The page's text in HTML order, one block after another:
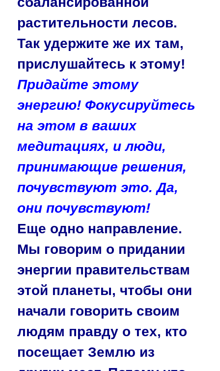
растительности лесов.
Так удержите же их там,
прислушайтесь к этому!
Придайте этому
энергию! Фокусируйтесь
на этом в ваших
медитациях, и люди,
принимающие решения,
почувствуют это. Да,
они почувствуют!
Еще одно направление.
Мы говорим о придании
энергии правительствам
этой планеты, чтобы они
начали говорить своим
людям правду о тех, кто
посещает Землю из